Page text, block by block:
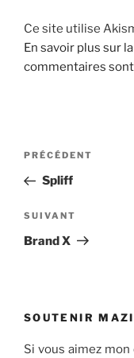
Ce site utilise
En savoir plus sur
commentaires
Navigation
l’article
Article
précédent
PRÉCÉDENT
Spliff
Article
suivant
SUIVANT
Brand X
SOUTENIR
Si vous aimez